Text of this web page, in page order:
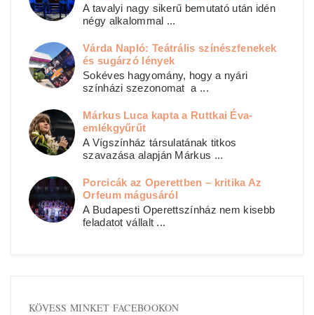
A tavalyi nagy sikerű bemutató után idén
négy alkalommal ...
Várda Napló: Teátrális színészfenekek
és sugárzó lények
Sokéves hagyomány, hogy a nyári
színházi szezonomat a ...
Márkus Luca kapta a Ruttkai Éva-
emlékgyűrűt
A Vígszínház társulatának titkos
szavazása alapján Márkus ...
Porcicák az Operettben – kritika Az
Orfeum mágusáról
A Budapesti Operettszínház nem kisebb
feladatot vállalt ...
KÖVESS MINKET FACEBOOKON